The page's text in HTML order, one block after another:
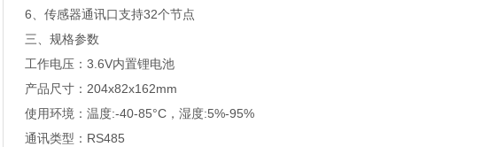
6、传感器通讯口支持32个节点
三、规格参数
工作电压：3.6V内置锂电池
产品尺寸：204x82x162mm
使用环境：温度:-40-85°C，湿度:5%-95%
通讯类型：RS485